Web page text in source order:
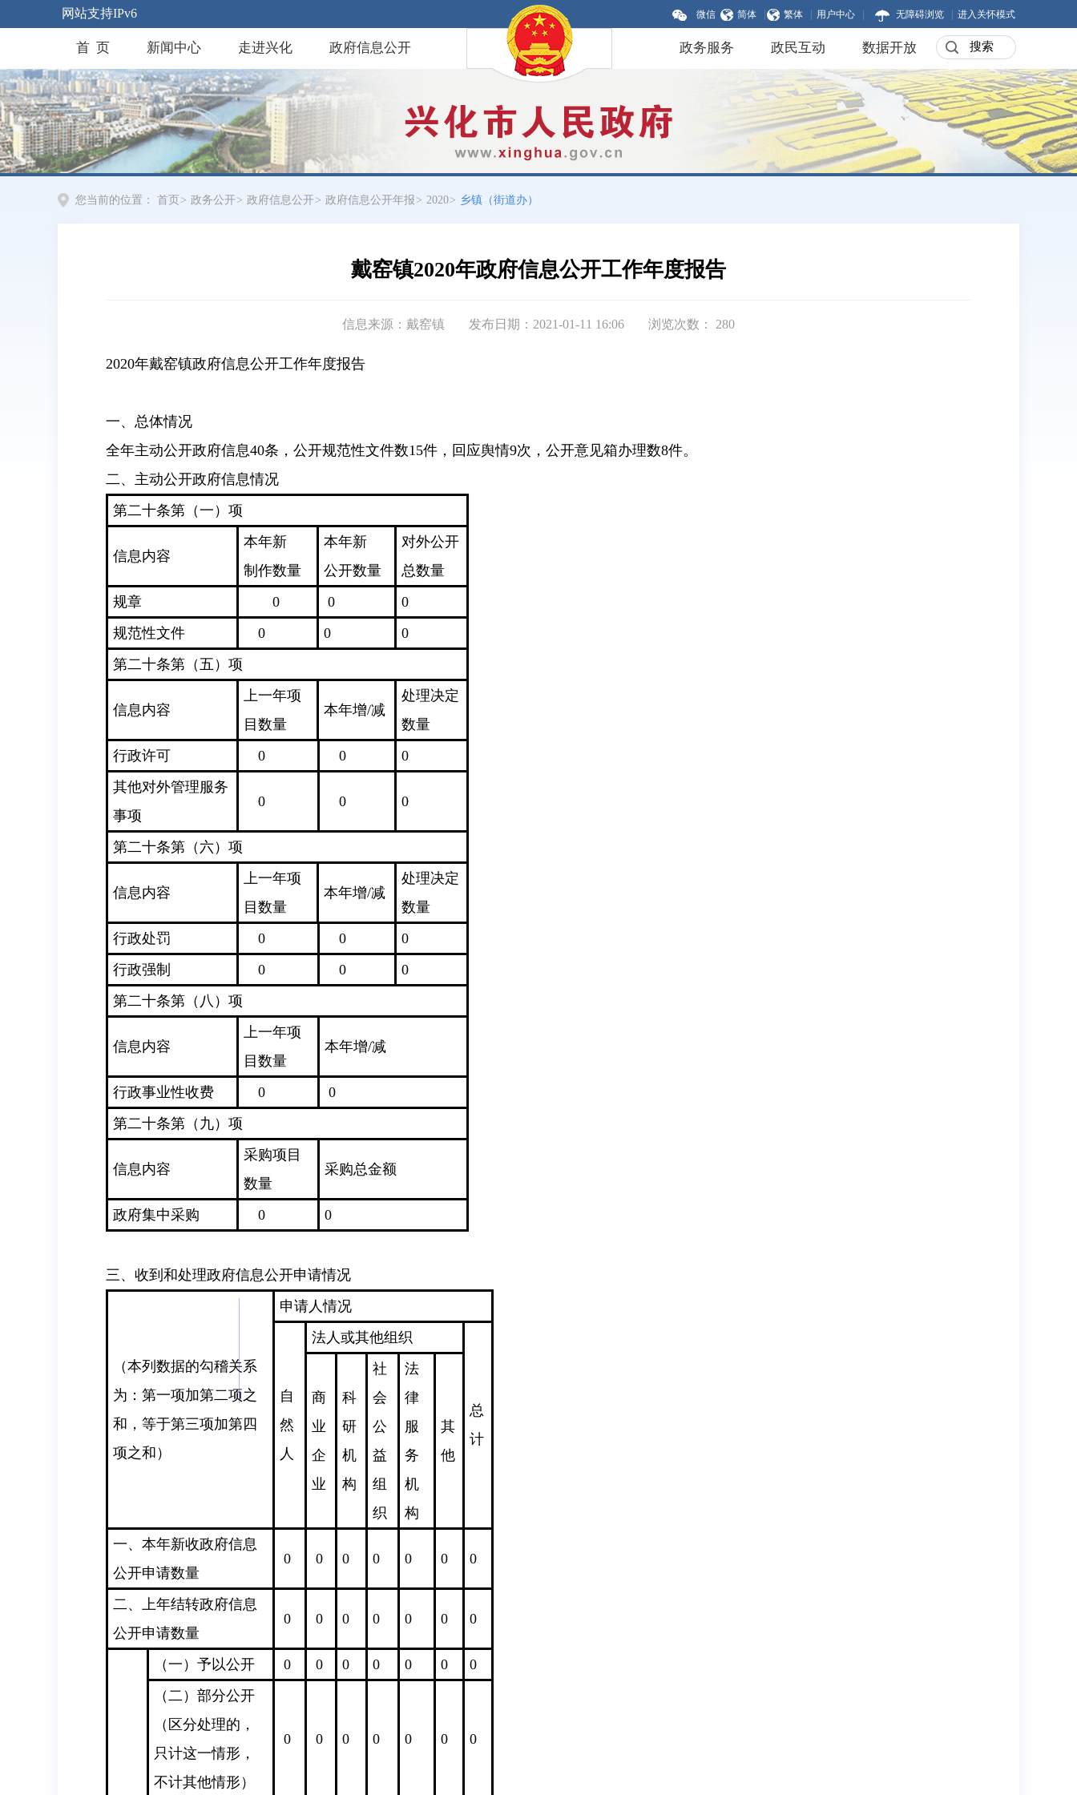
网站支持IPv6 微信 简体 繁体 用户中心 无障碍浏览 进入关怀模式
首 页 新闻中心 走进兴化 政府信息公开 政务服务 政民互动 数据开放
您当前的位置： 首页 > 政务公开> 政府信息公开> 政府信息公开年报 > 2020> 乡镇（街道办）
戴窑镇2020年政府信息公开工作年度报告
信息来源：戴窑镇 发布日期：2021-01-11 16:06 浏览次数： 280
2020年戴窑镇政府信息公开工作年度报告
一、总体情况
全年主动公开政府信息40条，公开规范性文件数15件，回应舆情9次，公开意见箱办理数8件。
二、主动公开政府信息情况
第二十条第（一）项
信息内容
本年新
制作数量
本年新
公开数量
对外公开
总数量
规章
0 0
0
规范性文件
0 0
0
第二十条第（五）项
信息内容
上一年项
目数量
本年增/减
处理决定
数量
行政许可
0 0
0
其他对外管理服务
事项
0 0 0
第二十条第（六）项
信息内容
上一年项
目数量
本年增/减
处理决定
数量
行政处罚
0 0
0
行政强制
0 0
0
第二十条第（八）项
信息内容
上一年项
目数量
本年增/减
行政事业性收费 0
0
第二十条第（九）项
信息内容
采购项目
数量
采购总金额
政府集中采购 0 0
三、收到和处理政府信息公开申请情况
（本列数据的勾稽关系
为：第一项加第二项之
和，等于第三项加第四
项之和）
申请人情况
自
然
人
法人或其他组织
总
计
商
业
企
业
科
研
机
构
社
会
公
益
组
织
法
律
服
务
机
构
其
他
一、本年新收政府信息
公开申请数量
0 0 0 0 0 0 0
二、上年结转政府信息
公开申请数量
0 0 0 0 0 0 0
（一）予以公开 0 0 0 0 0 0
0
（二）部分公开
（区分处理的，
只计这一情形，
不计其他情形）
0 0 0 0 0 0 0